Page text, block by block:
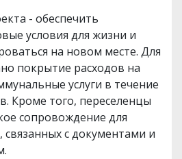
- обеспечить
условия для жизни и
на новом месте. Для
покрытие расходов на
услуги в течение
Кроме того, переселенцы
сопровождение для
с документами и